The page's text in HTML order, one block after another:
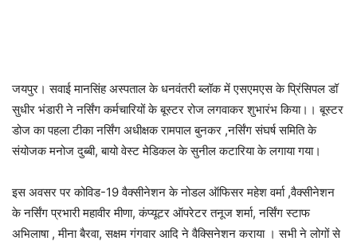
जयपुर। सवाई मानसिंह अस्पताल के धनवंतरी ब्लॉक में एसएमएस के प्रिंसिपल डॉ
सुधीर भंडारी ने नर्सिंग कर्मचारियों के बूस्टर रोज लगवाकर शुभारंभ किया।। बूस्टर
डोज का पहला टीका नर्सिंग अधीक्षक रामपाल बुनकर ,नर्सिंग संघर्ष समिति के
संयोजक मनोज दुब्बी, बायो वेस्ट मेडिकल के सुनील कटारिया के लगाया गया।
इस अवसर पर कोविड-19 वैक्सीनेशन के नोडल ऑफिसर महेश वर्मा ,वैक्सीनेशन
के नर्सिंग प्रभारी महावीर मीणा, कंप्यूटर ऑपरेटर तनूज शर्मा, नर्सिंग स्टाफ
अभिलाषा , मीना बैरवा, सक्षम गंगवार आदि ने वैक्सिनेशन कराया । सभी ने लोगों से